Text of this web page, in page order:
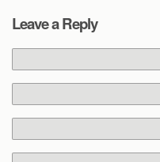
Leave a Reply